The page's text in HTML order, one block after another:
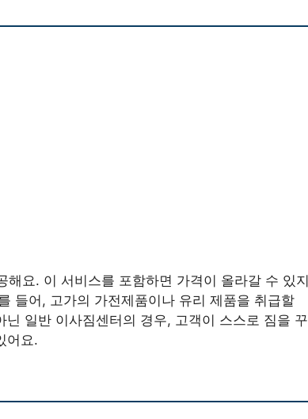
요. 이 서비스를 포함하면 가격이 올라갈 수 있지
들어, 고가의 가전제품이나 유리 제품을 취급할
일반 이사짐센터의 경우, 고객이 스스로 짐을 꾸
어요.